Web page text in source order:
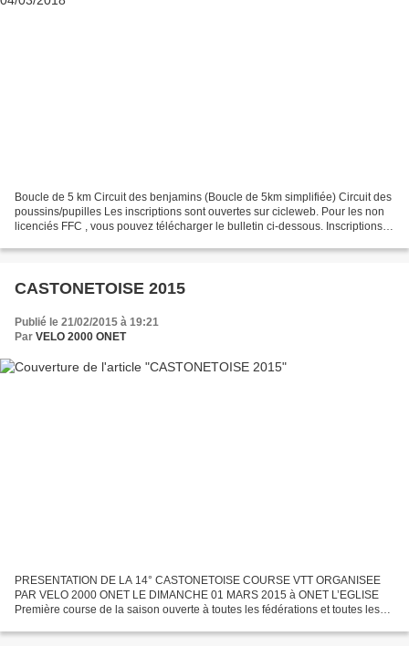
Boucle de 5 km Circuit des benjamins (Boucle de 5km simplifiée) Circuit des
poussins/pupilles Les inscriptions sont ouvertes sur cicleweb. Pour les non
licenciés FFC , vous pouvez télécharger le bulletin ci-dessous. Inscriptions le
CASTONETOISE 2015
Publié le 21/02/2015 à 19:21
Par VELO 2000 ONET
PRESENTATION DE LA 14° CASTONETOISE COURSE VTT ORGANISEE
PAR VELO 2000 ONET LE DIMANCHE 01 MARS 2015 à ONET L’EGLISE
Première course de la saison ouverte à toutes les fédérations et toutes les